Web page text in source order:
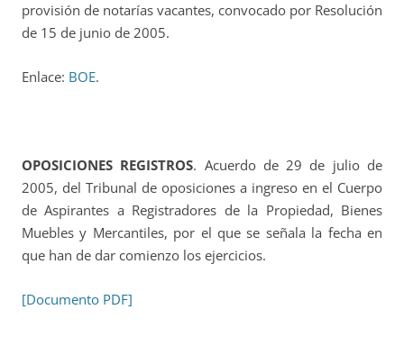
provisión de notarías vacantes, convocado por Resolución
de 15 de junio de 2005.
Enlace: BOE.
OPOSICIONES REGISTROS. Acuerdo de 29 de julio de
2005, del Tribunal de oposiciones a ingreso en el Cuerpo
de Aspirantes a Registradores de la Propiedad, Bienes
Muebles y Mercantiles, por el que se señala la fecha en
que han de dar comienzo los ejercicios.
[Documento PDF]